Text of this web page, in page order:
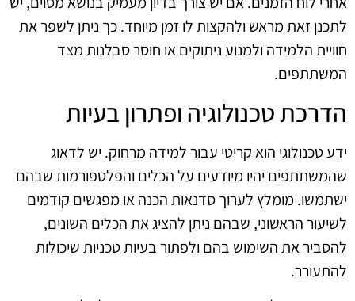
לתכנן זאת מראש ולהקצות לו זמן מיוחד. כך ניתן לשפר את
חוויית הלמידה ולמנוע ניתוקים או חוסר סבלנות מצד
המשתתפים.
הדרכת טכנולוגיה ופתרון בעיות
ידע טכנולוגי הוא קריטי עבור למידה מרחוק. יש לדאוג
שהמשתתפים יהיו מיודעים על הכלים והפלטפורמות שבהם
ישתמשו. מומלץ לערוך סדנאות הכנה או מפגשים קודמים
לשיעור הראשוני, שבהם ניתן להציג את הכלים השונים,
להסביר את השימוש בהם ולפתור בעיות טכניות שיכולות
להתעורר.